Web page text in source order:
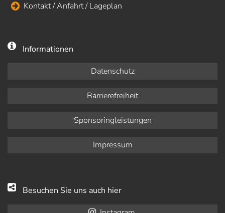
Kontakt / Anfahrt / Lageplan
Informationen
Datenschutz
Barrierefreiheit
Sponsoringleistungen
Impressum
Besuchen Sie uns auch hier